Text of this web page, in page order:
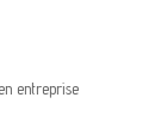
entreprise